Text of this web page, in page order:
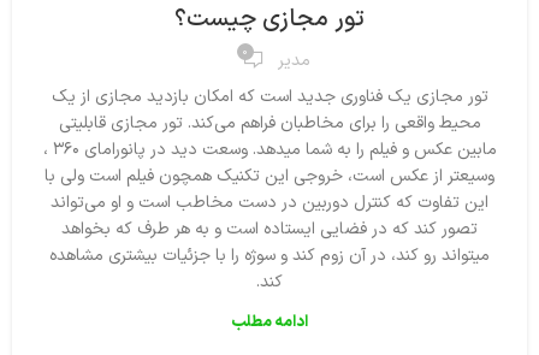
تور مجازی چیست؟
مدیر 0
تور مجازی یک فناوری جدید است که امکان بازدید مجازی از یک
محیط واقعی را برای مخاطبان فراهم می‌کند. تور مجازی قابلیتی
مابین عکس و فیلم را به شما میدهد. وسعت دید در پانورامای ۳۶۰ ،
وسیعتر از عکس است، خروجی این تکنیک همچون فیلم است ولی با
این تفاوت که کنترل دوربین در دست مخاطب است و او می‌تواند
تصور کند که در فضایی ایستاده است و به هر طرف که بخواهد
میتواند رو کند، در آن زوم کند و سوژه را با جزئیات بیشتری مشاهده
کند.
ادامه مطلب